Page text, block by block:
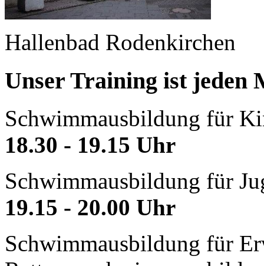
Hallenbad Rodenkirchen
Unser Training ist jeden
Schwimmausbildung für
18.30 - 19.15 Uhr
Schwimmausbildung für
19.15 - 20.00 Uhr
Schwimmausbildung für